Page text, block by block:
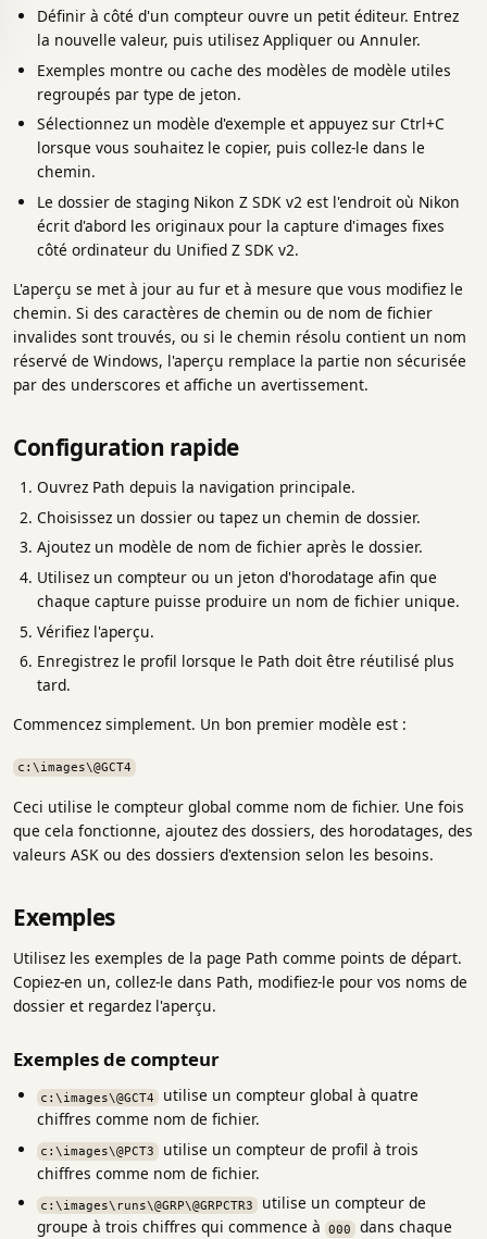
Définir à côté d'un compteur ouvre un petit éditeur. Entrez
la nouvelle valeur, puis utilisez Appliquer ou Annuler.
Exemples montre ou cache des modèles de modèle utiles
regroupés par type de jeton.
Sélectionnez un modèle d'exemple et appuyez sur Ctrl+C
lorsque vous souhaitez le copier, puis collez-le dans le
chemin.
Le dossier de staging Nikon Z SDK v2 est l'endroit où Nikon
écrit d'abord les originaux pour la capture d'images fixes
côté ordinateur du Unified Z SDK v2.
L'aperçu se met à jour au fur et à mesure que vous modifiez le
chemin. Si des caractères de chemin ou de nom de fichier
invalides sont trouvés, ou si le chemin résolu contient un nom
réservé de Windows, l'aperçu remplace la partie non sécurisée
par des underscores et affiche un avertissement.
Configuration rapide
Ouvrez Path depuis la navigation principale.
Choisissez un dossier ou tapez un chemin de dossier.
Ajoutez un modèle de nom de fichier après le dossier.
Utilisez un compteur ou un jeton d'horodatage afin que
chaque capture puisse produire un nom de fichier unique.
Vérifiez l'aperçu.
Enregistrez le profil lorsque le Path doit être réutilisé plus
tard.
Commencez simplement. Un bon premier modèle est :
c:\images\@GCT4
Ceci utilise le compteur global comme nom de fichier. Une fois
que cela fonctionne, ajoutez des dossiers, des horodatages, des
valeurs ASK ou des dossiers d'extension selon les besoins.
Exemples
Utilisez les exemples de la page Path comme points de départ.
Copiez-en un, collez-le dans Path, modifiez-le pour vos noms de
dossier et regardez l'aperçu.
Exemples de compteur
c:\images\@GCT4
utilise un compteur global à quatre
chiffres comme nom de fichier.
c:\images\@PCT3
utilise un compteur de profil à trois
chiffres comme nom de fichier.
c:\images\runs\@GRP\@GRPCTR3
utilise un compteur de
groupe à trois chiffres qui commence à
000
dans chaque